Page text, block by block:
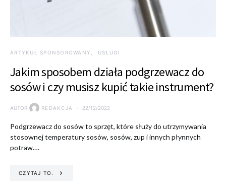
ARTYKUŁ SPONSOROWANY USŁUGI
Jakim sposobem działa podgrzewacz do
sosów i czy musisz kupić takie instrument?
AUTOR REDAKCJA 22/12/2022
Podgrzewacz do sosów to sprzęt, które służy do utrzymywania
stosownej temperatury sosów, sosów, zup i innych płynnych
potraw.…
CZYTAJ TO.